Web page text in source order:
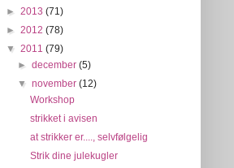
► 2013 (71)
► 2012 (78)
▼ 2011 (79)
►december(5)
▼november(12)
Workshop
strikket i avisen
at strikker er...., selvfølgelig
Strik dine julekugler